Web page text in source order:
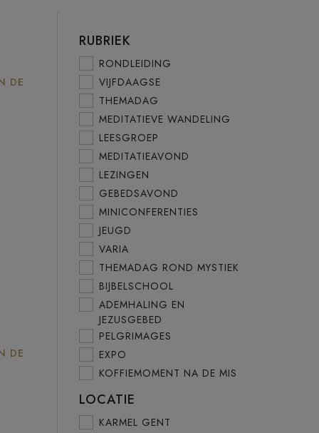
DE
DE
RUBRIEK
RONDLEIDING
VIJFDAAGSE
THEMADAG
MEDITATIEVE WANDELING
LEESGROEP
MEDITATIEAVOND
LEZINGEN
GEBEDSAVOND
MINICONFERENTIES
JEUGD
VARIA
THEMADAG ROND MYSTIEK
BIJBELSCHOOL
ADEMHALING EN
JEZUSGEBED
PELGRIMAGES
EXPO
KOFFIEMOMENT NA DE MIS
LOCATIE
KARMEL GENT